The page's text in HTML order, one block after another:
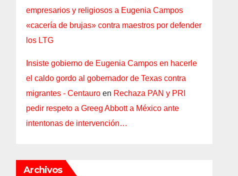
empresarios y religiosos a Eugenia Campos
«cacería de brujas» contra maestros por defender
los LTG
Insiste gobierno de Eugenia Campos en hacerle
el caldo gordo al gobernador de Texas contra
migrantes - Centauro en Rechaza PAN y PRI
pedir respeto a Greeg Abbott a México ante
intentonas de intervención…
Archivos